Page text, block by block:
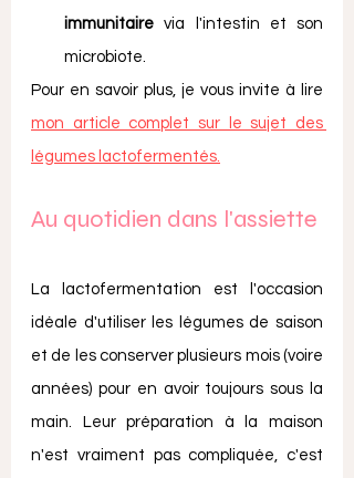
immunitaire via l'intestin et son
microbiote.
mon article complet sur le sujet des
légumes lactofermentés.
Au quotidien dans l'assiette
La lactofermentation est l'occasion
idéale d'utiliser les légumes de saison
et de les conserver plusieurs mois (voire
années) pour en avoir toujours sous la
main. Leur préparation à la maison
n'est vraiment pas compliquée, c'est